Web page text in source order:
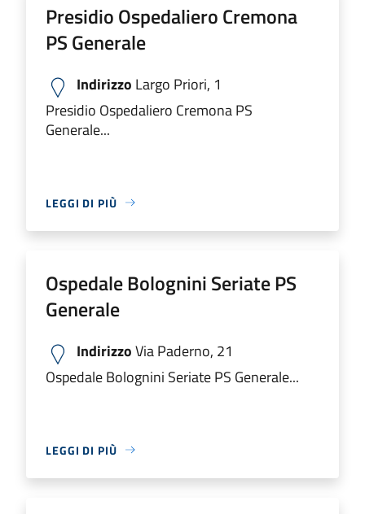
Presidio Ospedaliero Cremona
PS Generale
Indirizzo Largo Priori, 1
Presidio Ospedaliero Cremona PS
Generale...
LEGGI DI PIÙ
Ospedale Bolognini Seriate PS
Generale
IndirizzoVia Paderno, 21
Ospedale Bolognini Seriate PS Generale...
LEGGI DI PIÙ